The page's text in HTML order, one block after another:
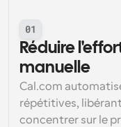
01
Réduire
manuelle
Cal.com
répétitives,
concentrer sur le